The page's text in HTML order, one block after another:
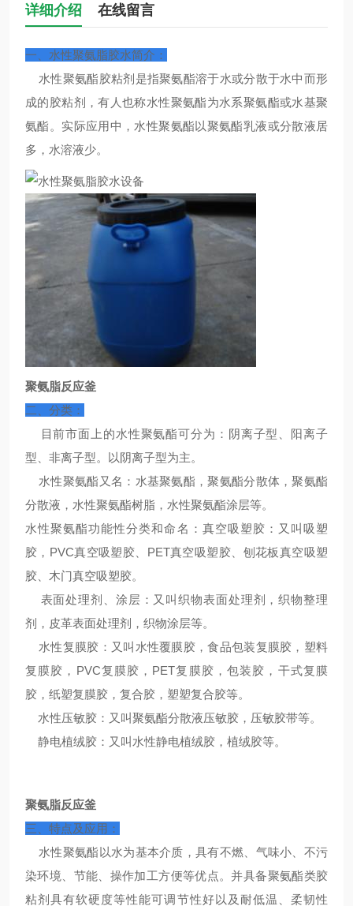
详细介绍 在线留言
一、水性聚氨脂胶水简介：
水性聚氨酯胶粘剂是指聚氨酯溶于水或分散于水中而形
成的胶粘剂，有人也称水性聚氨酯为水系聚氨酯或水基聚
氨酯。实际应用中，水性聚氨酯以聚氨酯乳液或分散液居
多，水溶液少。
聚氨脂反应釜
二、分类：
目前市面上的水性聚氨酯可分为：阴离子型、阳离子
型、非离子型。以阴离子型为主。
水性聚氨酯又名：水基聚氨酯，聚氨酯分散体，聚氨酯
分散液，水性聚氨酯树脂，水性聚氨酯涂层等。
水性聚氨酯功能性分类和命名：真空吸塑胶：又叫吸塑
胶，PVC真空吸塑胶、PET真空吸塑胶、刨花板真空吸塑
胶、木门真空吸塑胶。
表面处理剂、涂层：又叫织物表面处理剂，织物整理
剂，皮革表面处理剂，织物涂层等。
水性复膜胶：又叫水性覆膜胶，食品包装复膜胶，塑料
复膜胶，PVC复膜胶，PET复膜胶，包装胶，干式复膜
胶，纸塑复膜胶，复合胶，塑塑复合胶等。
水性压敏胶：又叫聚氨酯分散液压敏胶，压敏胶带等。
静电植绒胶：又叫水性静电植绒胶，植绒胶等。
聚氨脂反应釜
三、特点及应用：
水性聚氨酯以水为基本介质，具有不燃、气味小、不污
染环境、节能、操作加工方便等优点。并具备聚氨酯类胶
粘剂具有软硬度等性能可调节性好以及耐低温、柔韧性